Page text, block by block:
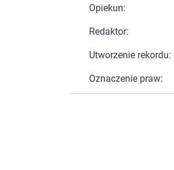
Opiekun:
Redaktor:
Utworzenie rekordu:
Oznaczenie praw: